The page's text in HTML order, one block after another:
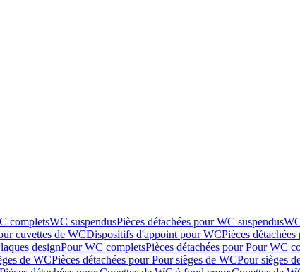
completsWC suspendusPièces détachées pour WC suspendus
cuvettes de WCDispositifs d'appoint pour WCPièces
designPour WC completsPièces détachées pour Pour WC
de WCPièces détachées pour Pour sièges de WCPour sièges